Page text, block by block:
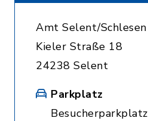
Amt Selent/Schlesen
Kieler Straße 18
24238 Selent
Parkplatz
Besucherparkplatz